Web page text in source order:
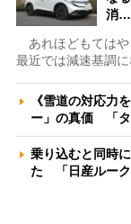
消…
あれほどもてはや
最近では減速基調
《雪道の対応力
ー」の真価 「
乗り込むと同時
た 「日産ルー